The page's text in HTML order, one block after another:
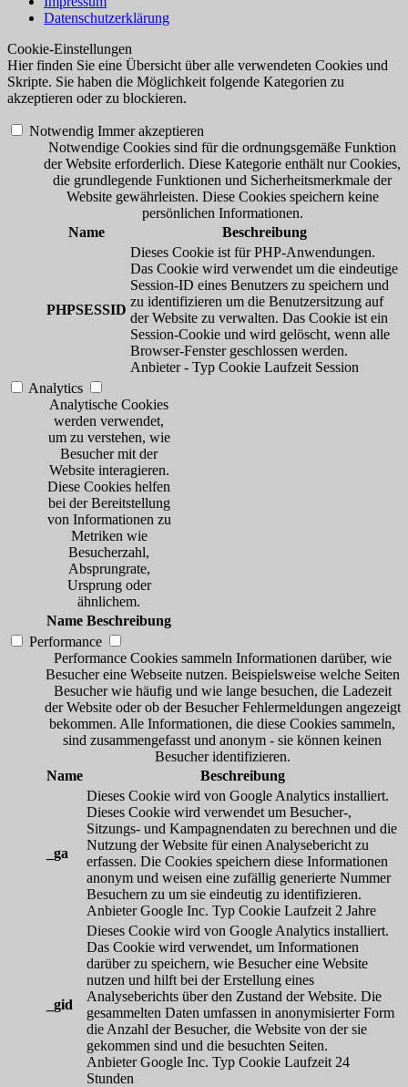
Datenschutzerklärung
Cookie-Einstellungen
Hier finden Sie eine Übersicht über alle verwendeten Cookies und
Skripte. Sie haben die Möglichkeit folgende Kategorien zu
akzeptieren oder zu blockieren.
Notwendig Immer akzeptieren
Notwendige Cookies sind für die ordnungsgemäße Funktion
der Website erforderlich. Diese Kategorie enthält nur Cookies,
die grundlegende Funktionen und Sicherheitsmerkmale der
Website gewährleisten. Diese Cookies speichern keine
persönlichen Informationen.
Name
Beschreibung
PHPSESSID
Dieses Cookie ist für PHP-Anwendungen.
Das Cookie wird verwendet um die eindeutige
Session-ID eines Benutzers zu speichern und
zu identifizieren um die Benutzersitzung auf
der Website zu verwalten. Das Cookie ist ein
Session-Cookie und wird gelöscht, wenn alle
Browser-Fenster geschlossen werden.
Anbieter - Typ Cookie Laufzeit Session
Analytics
Analytische Cookies
werden verwendet,
um zu verstehen, wie
Besucher mit der
Website interagieren.
Diese Cookies helfen
bei der Bereitstellung
von Informationen zu
Metriken wie
Besucherzahl,
Absprungrate,
Ursprung oder
ähnlichem.
Name Beschreibung
Performance
Performance Cookies sammeln Informationen darüber, wie
Besucher eine Webseite nutzen. Beispielsweise welche Seiten
Besucher wie häufig und wie lange besuchen, die Ladezeit
der Website oder ob der Besucher Fehlermeldungen angezeigt
bekommen. Alle Informationen, die diese Cookies sammeln,
sind zusammengefasst und anonym - sie können keinen
Besucher identifizieren.
Name
Beschreibung
_ga
Dieses Cookie wird von Google Analytics installiert.
Dieses Cookie wird verwendet um Besucher-,
Sitzungs- und Kampagnendaten zu berechnen und die
Nutzung der Website für einen Analysebericht zu
erfassen. Die Cookies speichern diese Informationen
anonym und weisen eine zufällig generierte Nummer
Besuchern zu um sie eindeutig zu identifizieren.
Anbieter Google Inc. Typ Cookie Laufzeit 2 Jahre
_gid
Dieses Cookie wird von Google Analytics installiert.
Das Cookie wird verwendet, um Informationen
darüber zu speichern, wie Besucher eine Website
nutzen und hilft bei der Erstellung eines
Analyseberichts über den Zustand der Website. Die
gesammelten Daten umfassen in anonymisierter Form
die Anzahl der Besucher, die Website von der sie
gekommen sind und die besuchten Seiten.
Anbieter Google Inc. Typ Cookie Laufzeit 24
Stunden